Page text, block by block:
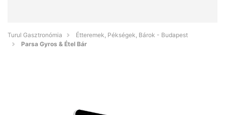
Turul Gasztronómia
Étteremek, Pékségek, Bárok - Budapest
Parsa Gyros & Étel Bár